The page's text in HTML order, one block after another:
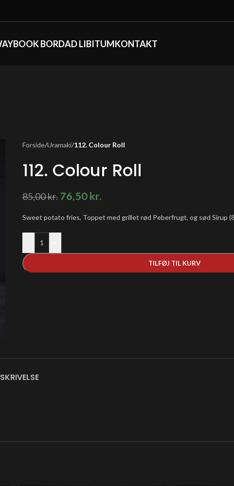
BOOK BORDAD LIBITUMKONTAKT
Forside/Uramaki/112. Colour Roll
112. Colour Roll
85,00kr. 76,50kr.
Sweet potato fries, Toppet med grillet rød Peberfrugt, og sød Sirup
TILFØJ TIL KURV